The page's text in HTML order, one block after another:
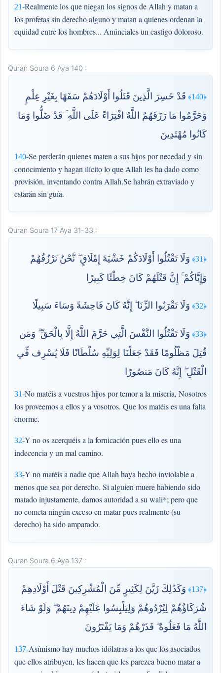
21-Realmente los que niegan los signos de Allah y matan a
los profetas sin derecho alguno y matan a quienes ordenan la
equidad entre los hombres... Anúnciales un castigo doloroso.
Quran Soura 6 Aya 140 :
﴿140﴾
قَدْ خَسِرَ الَّذِينَ قَتَلُوا أَوْلَادَهُمْ سَفَهًا بِغَيْرِ عِلْمٍ
وَحَرَّمُوا مَا رَزَقَهُمُ اللَّهُ افْتِرَاءً عَلَى اللَّهِ ۚ قَدْ ضَلُّوا وَمَا
كَانُوا مُهْتَدِينَ
140-Se perderán quienes maten a sus hijos por necedad y sin
conocimiento y hagan ilícito lo que Allah les ha dado como
provisión, inventando contra Allah.Se habrán extraviado y
estarán sin guía.
Quran Soura 17 Aya 31-33 :
﴿31﴾
وَلَا تَقْتُلُوا أَوْلَادَكُمْ خَشْيَةَ إِمْلَاقٍ ۖ نَّحْنُ نَرْزُقُهُمْ
وَإِيَّاكُمْ ۚ إِنَّ قَتْلَهُمْ كَانَ خِطْئًا كَبِيرًا
31-No matéis a vuestros hijos por temor a la miseria, Nosotros
los proveemos a ellos y a vosotros. Que los matéis es una falta
enorme.
﴿32﴾ وَلَا تَقْرَبُوا الزِّنَا ۖ إِنَّهُ كَانَ فَاحِشَةً وَسَاءَ سَبِيلًا
32-Y no os acerquéis a la fornicación pues ello es una
indecencia y un mal camino.
﴿33﴾
وَلَا تَقْتُلُوا النَّفْسَ الَّتِي حَرَّمَ اللَّهُ إِلَّا بِالْحَقِّ ۗ وَمَن
قُتِلَ مَظْلُومًا فَقَدْ جَعَلْنَا لِوَلِيِّهِ سُلْطَانًا فَلَا يُسْرِف فِّي
الْقَتْلِ ۖ إِنَّهُ كَانَ مَنصُورًا
33-Y no matéis a nadie que Allah haya hecho inviolable a
menos que sea por derecho. Si alguien muere habiendo sido
matado injustamente, damos autoridad a su wali*; pero que
no cometa ningún exceso en matar pues realmente (su
derecho) ha sido amparado.
Quran Soura 6 Aya 137 :
﴿137﴾
وَكَذَٰلِكَ زَيَّنَ لِكَثِيرٍ مِّنَ الْمُشْرِكِينَ قَتْلَ أَوْلَادِهِمْ
شُرَكَاؤُهُمْ لِيُرْدُوهُمْ وَلِيَلْبِسُوا عَلَيْهِمْ دِينَهُمْ ۖ وَلَوْ شَاءَ
اللَّهُ مَا فَعَلُوهُ ۖ فَذَرْهُمْ وَمَا يَفْتَرُونَ
137-Asímismo hay muchos idólatras a los que los asociados
que ellos atribuyen, les hacen que les parezca bueno matar a